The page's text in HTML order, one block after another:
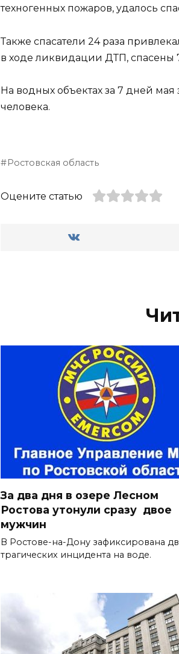
техногенных пожаров, удалось
Также спасатели 24 раза
в ходе ликвидации ДТП, спасены
На водных объектах за 7 дней
человека.
Ростовская область
Оцените статью
За два дня в озере Лесном
Ростова утонули сразу двое
мужчин
В Ростове-на-Дону зафиксирована
трагических инцидента на воде.